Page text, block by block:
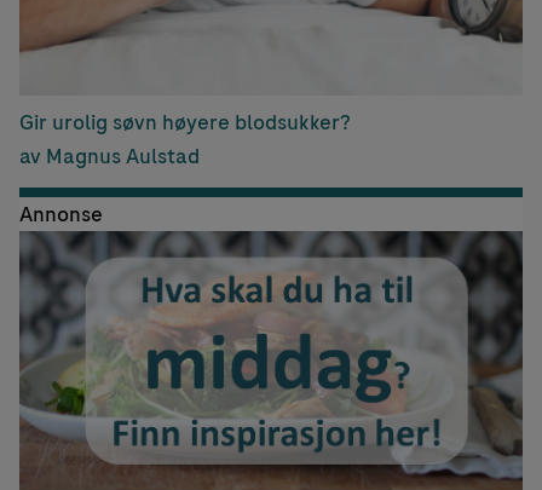
Gir urolig søvn høyere blodsukker?
av Magnus Aulstad
Annonse